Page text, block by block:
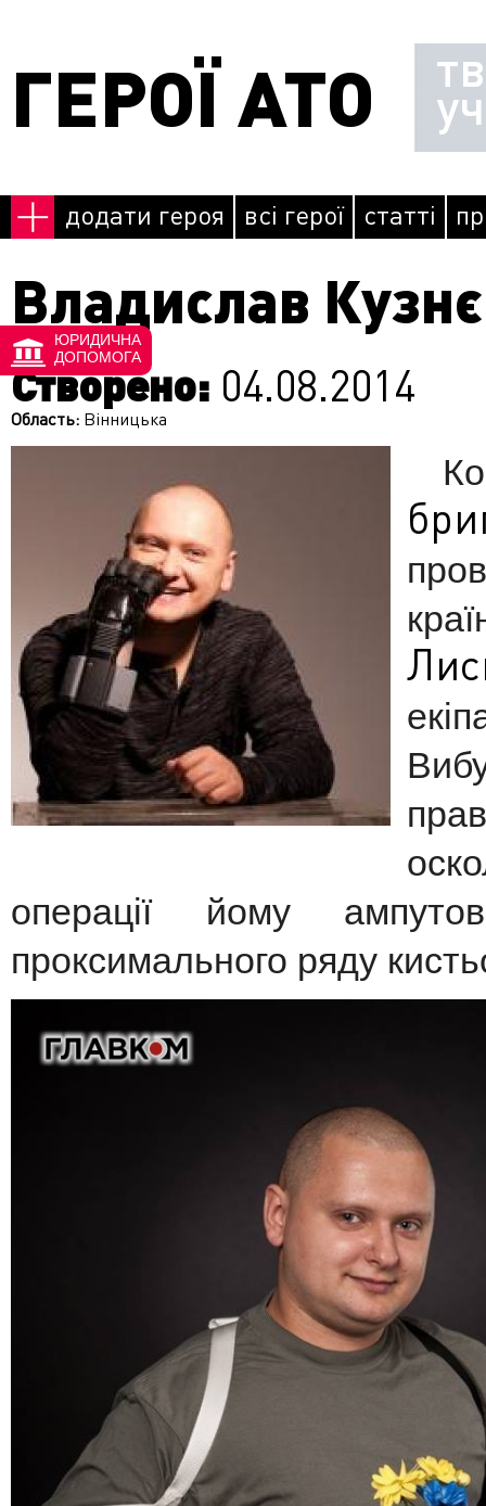
ГЕРОЇ АТО
додати героя всі герої статті
Владислав
Створено: 04.08.2014
Область: Вінницька
операції йому
проксимального ряду
ЮРИДИЧНА
ДОПОМОГА